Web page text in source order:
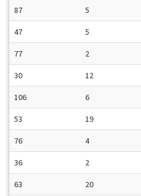
87 5
47 5
77 2
30 12
106 6
53 19
76 4
36 2
63 20